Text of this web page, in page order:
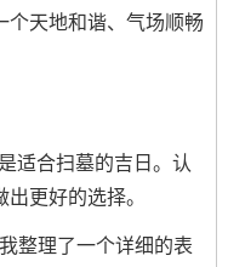
个天地和谐、气场顺畅
适合扫墓的吉日。认
更好的选择。
整理了一个详细的表